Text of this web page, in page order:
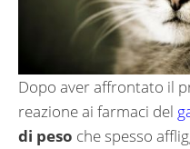
Dopo aver affrontato il
reazione ai farmaci del
di peso che spesso